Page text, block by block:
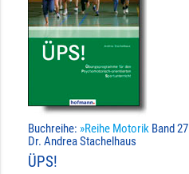
Buchreihe: »Reihe MotorikBand 27
Dr. Andrea Stachelhaus
ÜPS!